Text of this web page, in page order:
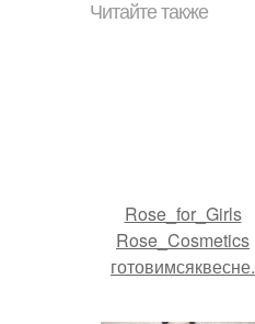
Читайте также
Rose_for_Girls
Rose_Cosmetics
готовимсяквесне.